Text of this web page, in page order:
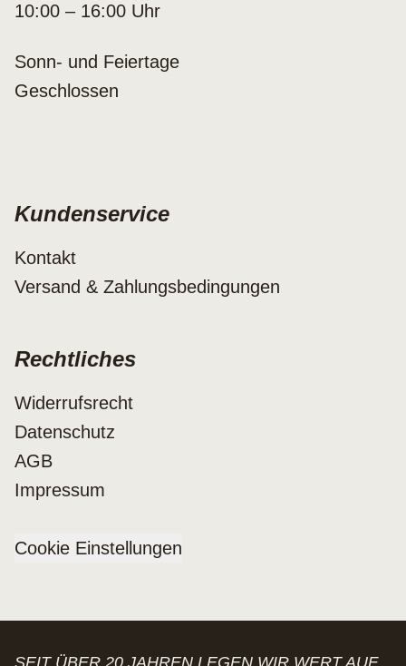
10:00 – 16:00 Uhr
Sonn- und Feiertage
Geschlossen
Kundenservice
Kontakt
Versand & Zahlungsbedingungen
Rechtliches
Widerrufsrecht
Datenschutz
AGB
Impressum
Cookie Einstellungen
SEIT ÜBER 20 JAHREN LEGEN WIR WERT AUF